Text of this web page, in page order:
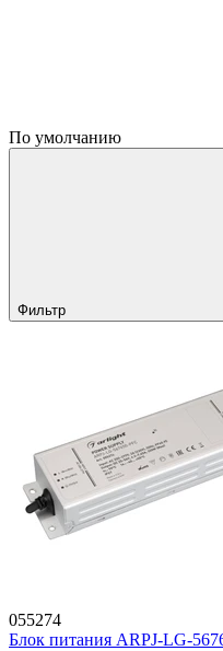
По умолчанию
Фильтр
055274
Блок питания ARPJ-LG-